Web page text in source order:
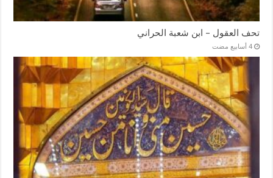
تحف العقول – ابن شعبة الحراني
‏4 أسابيع مضت